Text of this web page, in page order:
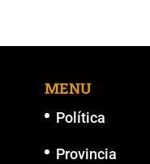
MENU
Política
Provincia